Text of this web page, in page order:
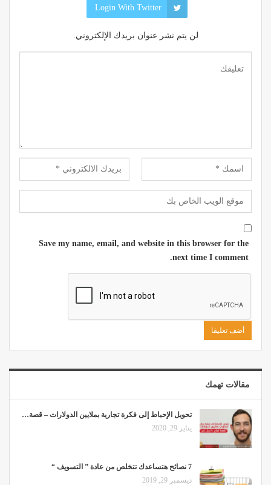
Login With Twitter
لن يتم نشر عنوان بريدك الإلكتروني.
Save my name, email, and website in this browser for the
next time I comment.
مقالات تهمك
تحويل الإحباط إلى فكرة تجارية بملايين الدولارات – قصة…
يناير 29, 2020
7 نصائح هتساعدك تتخلص من عادة ” التسويف “
ديسمبر 29, 2019